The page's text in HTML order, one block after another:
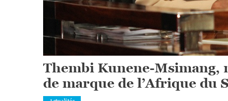
Thembi Kunene-Msimang,
de marque de l’Afrique du